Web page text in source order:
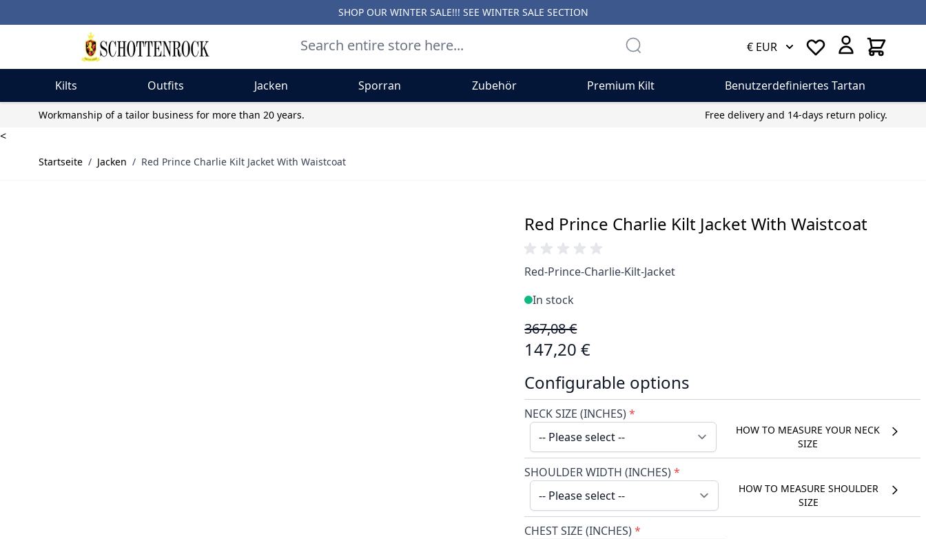
SHOP OUR WINTER SALE!!! SEE WINTER SALE SECTION
€ EUR Cart
Kilts Outfits Jacken Sporran Zubehör Premium Kilt
Benutzerdefiniertes Tartan
Skip to ContentWorkmanship of a tailor business for more than 20 years. Free delivery and 14-days return policy.
<
Startseite / Jacken / Red Prince Charlie Kilt Jacket With Waistcoat
Red Prince Charlie Kilt Jacket With Waistcoat
Red-Prince-Charlie-Kilt-Jacket
In stock
367,08 €
147,20 €
Configurable options
NECK SIZE (INCHES)*
HOW TO MEASURE YOUR NECK
SIZE
SHOULDER WIDTH (INCHES)*
HOW TO MEASURE SHOULDER
SIZE
CHEST SIZE (INCHES)*